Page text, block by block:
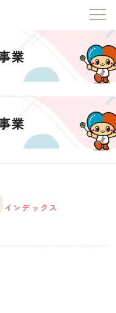
業
業
インデックス